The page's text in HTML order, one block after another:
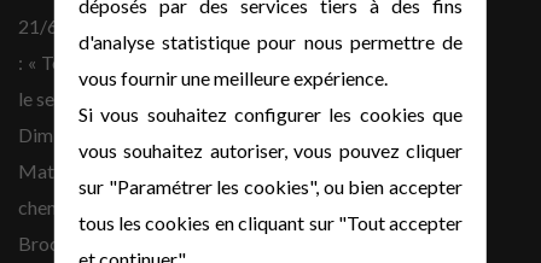
21/6/26 : Matthieu 6.1-4
: « Ton Père, qui voit dans
le secret »
Dim 14 juin 2026 :
Matthieu 5,1-12 : Le
chemin du bonheur
Brocante de l’Eglise
novembre 2025
octobre 2025
août 2022
juillet 2021
avril 2021
mars 2021
novembre 2020
déposés par des services tiers à des fins
d'analyse statistique pour nous permettre de
vous fournir une meilleure expérience.
Si vous souhaitez configurer les cookies que
vous souhaitez autoriser, vous pouvez cliquer
sur "Paramétrer les cookies", ou bien accepter
tous les cookies en cliquant sur "Tout accepter